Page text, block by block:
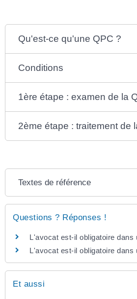
Qu'est-ce qu'une QPC ?
Conditions
1ère étape : examen de la
2ème étape : traitement de
Textes de référence
Questions ? Réponses !
L'avocat est-il obligatoire dans
L'avocat est-il obligatoire dans
Et aussi